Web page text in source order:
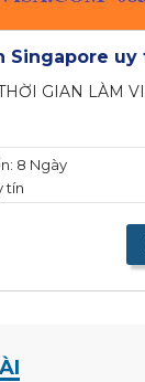
Singapore
GIAN LÀM
8 Ngày
tín